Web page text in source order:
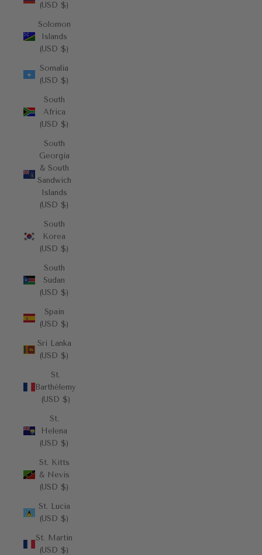
(USD $)
Solomon
Islands
(USD $)
Somalia
(USD $)
South
Africa
(USD $)
South
Georgia
& South
Sandwich
Islands
(USD $)
South
Korea
(USD $)
South
Sudan
(USD $)
Spain
(USD $)
Sri Lanka
(USD $)
St.
Barthélemy
(USD $)
St.
Helena
(USD $)
St. Kitts
& Nevis
(USD $)
St. Lucia
(USD $)
St. Martin
(USD $)